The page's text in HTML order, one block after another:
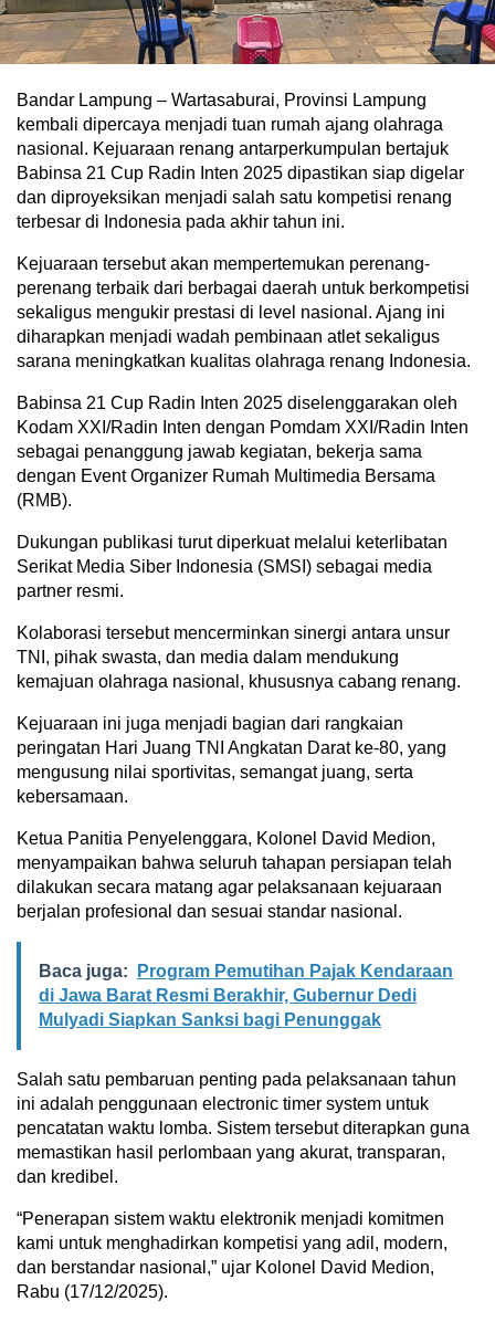
Bandar Lampung – Wartasaburai, Provinsi Lampung
kembali dipercaya menjadi tuan rumah ajang olahraga
nasional. Kejuaraan renang antarperkumpulan bertajuk
Babinsa 21 Cup Radin Inten 2025 dipastikan siap digelar
dan diproyeksikan menjadi salah satu kompetisi renang
terbesar di Indonesia pada akhir tahun ini.
Kejuaraan tersebut akan mempertemukan perenang-
perenang terbaik dari berbagai daerah untuk berkompetisi
sekaligus mengukir prestasi di level nasional. Ajang ini
diharapkan menjadi wadah pembinaan atlet sekaligus
sarana meningkatkan kualitas olahraga renang Indonesia.
Babinsa 21 Cup Radin Inten 2025 diselenggarakan oleh
Kodam XXI/Radin Inten dengan Pomdam XXI/Radin Inten
sebagai penanggung jawab kegiatan, bekerja sama
dengan Event Organizer Rumah Multimedia Bersama
(RMB).
Dukungan publikasi turut diperkuat melalui keterlibatan
Serikat Media Siber Indonesia (SMSI) sebagai media
partner resmi.
Kolaborasi tersebut mencerminkan sinergi antara unsur
TNI, pihak swasta, dan media dalam mendukung
kemajuan olahraga nasional, khususnya cabang renang.
Kejuaraan ini juga menjadi bagian dari rangkaian
peringatan Hari Juang TNI Angkatan Darat ke-80, yang
mengusung nilai sportivitas, semangat juang, serta
kebersamaan.
Ketua Panitia Penyelenggara, Kolonel David Medion,
menyampaikan bahwa seluruh tahapan persiapan telah
dilakukan secara matang agar pelaksanaan kejuaraan
berjalan profesional dan sesuai standar nasional.
Baca juga:
Program Pemutihan Pajak Kendaraan
di Jawa Barat Resmi Berakhir, Gubernur Dedi
Mulyadi Siapkan Sanksi bagi Penunggak
Salah satu pembaruan penting pada pelaksanaan tahun
ini adalah penggunaan electronic timer system untuk
pencatatan waktu lomba. Sistem tersebut diterapkan guna
memastikan hasil perlombaan yang akurat, transparan,
dan kredibel.
“Penerapan sistem waktu elektronik menjadi komitmen
kami untuk menghadirkan kompetisi yang adil, modern,
dan berstandar nasional,” ujar Kolonel David Medion,
Rabu (17/12/2025).